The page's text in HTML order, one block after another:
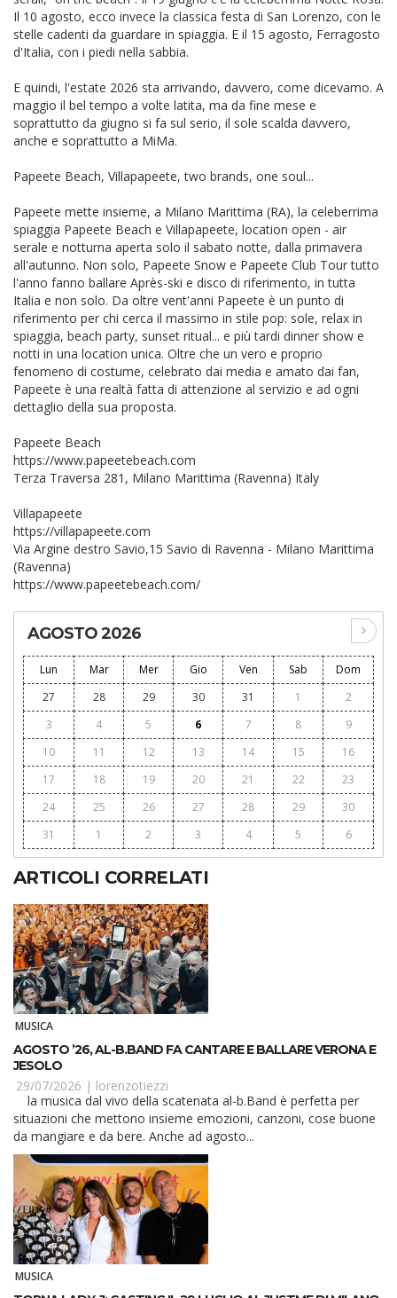
Il 10 agosto, ecco invece la classica festa di San Lorenzo, con le
stelle cadenti da guardare in spiaggia. E il 15 agosto, Ferragosto
d'Italia, con i piedi nella sabbia.
E quindi, l'estate 2026 sta arrivando, davvero, come dicevamo. A
maggio il bel tempo a volte latita, ma da fine mese e
soprattutto da giugno si fa sul serio, il sole scalda davvero,
anche e soprattutto a MiMa.
Papeete Beach, Villapapeete, two brands, one soul...
Papeete mette insieme, a Milano Marittima (RA), la celeberrima
spiaggia Papeete Beach e Villapapeete, location open - air
serale e notturna aperta solo il sabato notte, dalla primavera
all'autunno. Non solo, Papeete Snow e Papeete Club Tour tutto
l'anno fanno ballare Après-ski e disco di riferimento, in tutta
Italia e non solo. Da oltre vent'anni Papeete è un punto di
riferimento per chi cerca il massimo in stile pop: sole, relax in
spiaggia, beach party, sunset ritual... e più tardi dinner show e
notti in una location unica. Oltre che un vero e proprio
fenomeno di costume, celebrato dai media e amato dai fan,
Papeete è una realtà fatta di attenzione al servizio e ad ogni
dettaglio della sua proposta.
Papeete Beach
https://www.papeetebeach.com
Terza Traversa 281, Milano Marittima (Ravenna) Italy
Villapapeete
https://villapapeete.com
Via Argine destro Savio,15 Savio di Ravenna - Milano Marittima
(Ravenna)
https://www.papeetebeach.com/
AGOSTO 2026
Lun Mar Mer Gio Ven Sab
Dom
27
28 29 30 31 1
2
3
4 5 6 7 8
9
10
11 12 13 14 15
16
17
18 19 20 21 22
23
24
25 26 27 28 29
30
31
1 2 3 4 5 6
ARTICOLI CORRELATI
MUSICA
AGOSTO ’26, AL-B.BAND FA CANTARE E BALLARE VERONA E
JESOLO
29/07/2026 | lorenzotiezzi
situazioni che mettono insieme emozioni, canzoni, cose buone
da mangiare e da bere. Anche ad agosto...
MUSICA